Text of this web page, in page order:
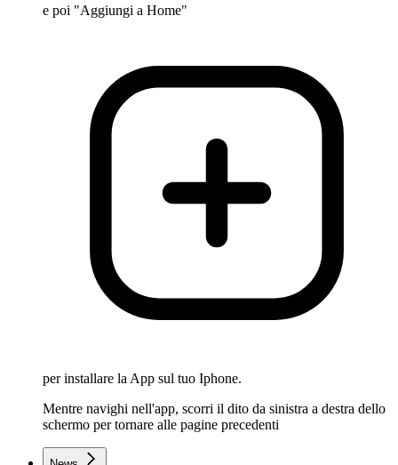
e poi "Aggiungi a Home"
per installare la App sul tuo Iphone.
Mentre navighi nell'app, scorri il dito da sinistra a destra dello
schermo per tornare alle pagine precedenti